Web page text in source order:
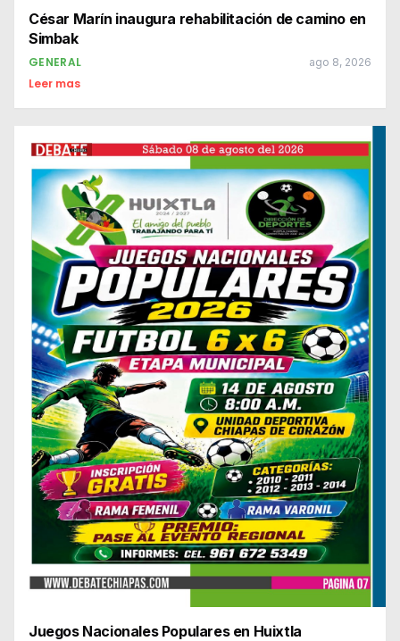
César Marín inaugura rehabilitación de camino en
Simbak
GENERAL ago 8, 2026
Leer mas
Juegos Nacionales Populares en Huixtla